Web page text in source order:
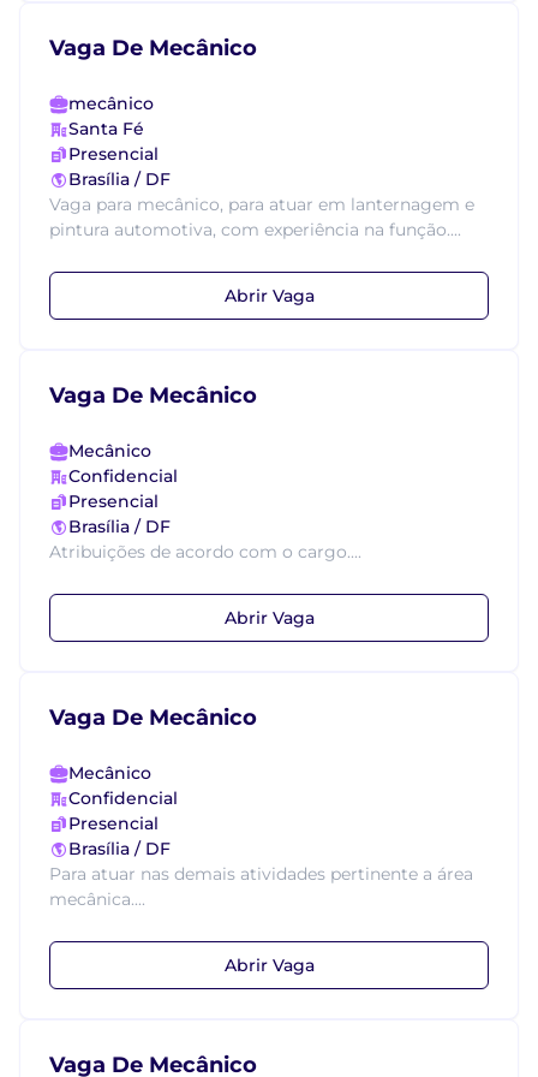
Vaga De Mecânico
mecânico
Santa Fé
Presencial
Brasília / DF
Vaga para mecânico, para atuar em lanternagem e
pintura automotiva, com experiência na função....
Abrir Vaga
Vaga De Mecânico
Mecânico
Confidencial
Presencial
Brasília / DF
Atribuições de acordo com o cargo....
Abrir Vaga
Vaga De Mecânico
Mecânico
Confidencial
Presencial
Brasília / DF
Para atuar nas demais atividades pertinente a área
mecânica....
Abrir Vaga
Vaga De Mecânico